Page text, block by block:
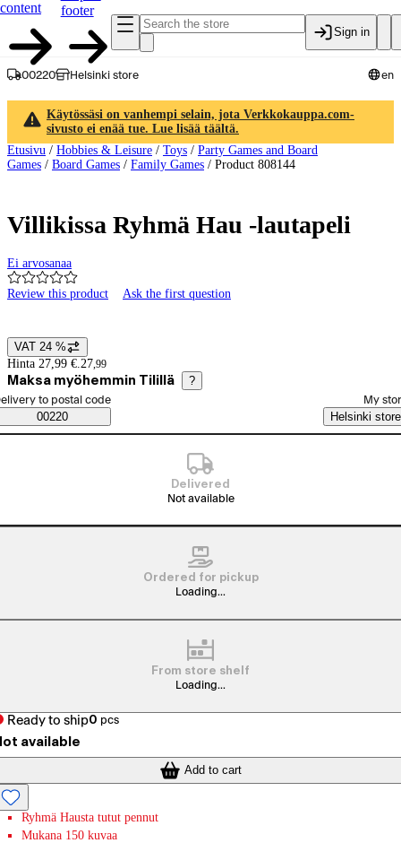
content
footer
Sign in
00220 Helsinki store en
Käytössäsi on vanhempi selain, jota Verkkokauppa.com-
sivusto ei enää tue. Lue lisää täältä.
Etusivu / Hobbies & Leisure / Toys / Party Games and Board
Games / Board Games / Family Games / Product 808144
Villikissa Ryhmä Hau -lautapeli
Ei arvosanaa
Review this product Ask the first question
Price details
VAT 24 %
Hinta 27,99 €. 27,99
Maksa myöhemmin Tilillä ?
Saatavuustiedot
order method
to postal code
00220
My
Helsinki store
Delivered
Not available
Ordered for pickup
Loading...
From store shelf
Loading...
Ready to ship0 pcs
available
Add to cart
Ryhmä Hausta tutut pennut
Mukana 150 kuvaa